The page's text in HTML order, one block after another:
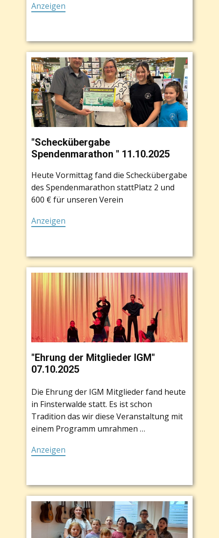
Anzeigen
"Scheckübergabe
Spendenmarathon " 11.10.2025
Heute Vormittag fand die Scheckübergabe
des Spendenmarathon stattPlatz 2 und
600 € für unseren Verein
Anzeigen
"Ehrung der Mitglieder IGM"
07.10.2025
Die Ehrung der IGM Mitglieder fand heute
in Finsterwalde statt. Es ist schon
Tradition das wir diese Veranstaltung mit
einem Programm umrahmen …
Anzeigen